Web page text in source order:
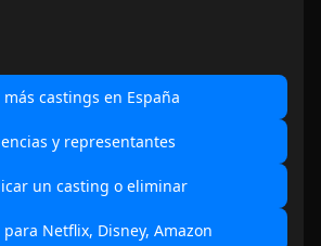
más castings en España
y representantes
un casting o eliminar
Netflix, Disney, Amazon